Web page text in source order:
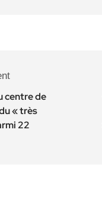
centre de
« très
22